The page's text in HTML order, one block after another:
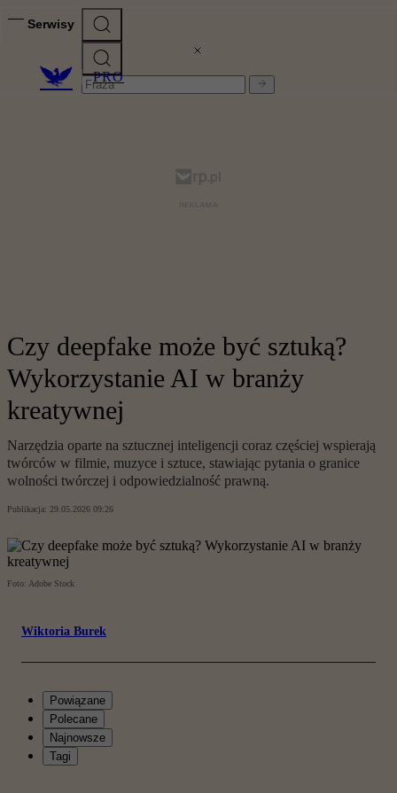
Serwisy
PRO
Czy deepfake może być sztuką?
Wykorzystanie AI w branży
kreatywnej
Narzędzia oparte na sztucznej inteligencji coraz częściej wspierają
twórców w filmie, muzyce i sztuce, stawiając pytania o granice
wolności twórczej i odpowiedzialność prawną.
Publikacja: 29.05.2026 09:26
Foto: Adobe Stock
Wiktoria Burek
Powiązane
Polecane
Najnowsze
Tagi